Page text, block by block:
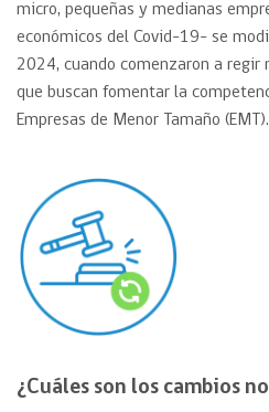
micro, pequeñas y medianas
económicos del Covid-19- se
2024, cuando comenzaron a
que buscan fomentar la
Empresas de Menor Tamaño (EMT).
¿Cuáles son los cambios